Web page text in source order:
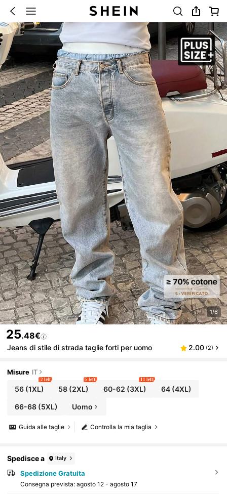
1/6
25.48€
Jeans di stile di strada taglie forti per uomo 2.00 (2)
Misure IT
56(1XL)
2 left
58 (2XL)
5 left
60-62 (3XL)
11 left
64(4XL)
66-68(5XL) Uomo
Controlla la mia taglia
Guida alle taglie
Spedisce a Italy
Spedizione Gratuita
Consegna prevista: agosto 12 - agosto 17